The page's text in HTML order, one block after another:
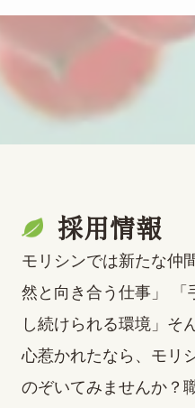
採用情報
モリシンでは新たな仲
然と向き合う仕事」 「
し続けられる環境」そ
心惹かれたなら、モリ
のぞいてみませんか？